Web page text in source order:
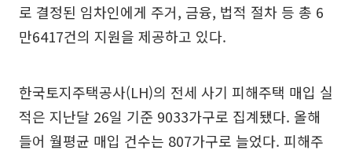
로 결정된 임차인에게 주거, 금융, 법적 절차 등 총 6
만6417건의 지원을 제공하고 있다.
한국토지주택공사(LH)의 전세 사기 피해주택 매입 실
적은 지난달 26일 기준 9033가구로 집계됐다. 올해
들어 월평균 매입 건수는 807가구로 늘었다. 피해주